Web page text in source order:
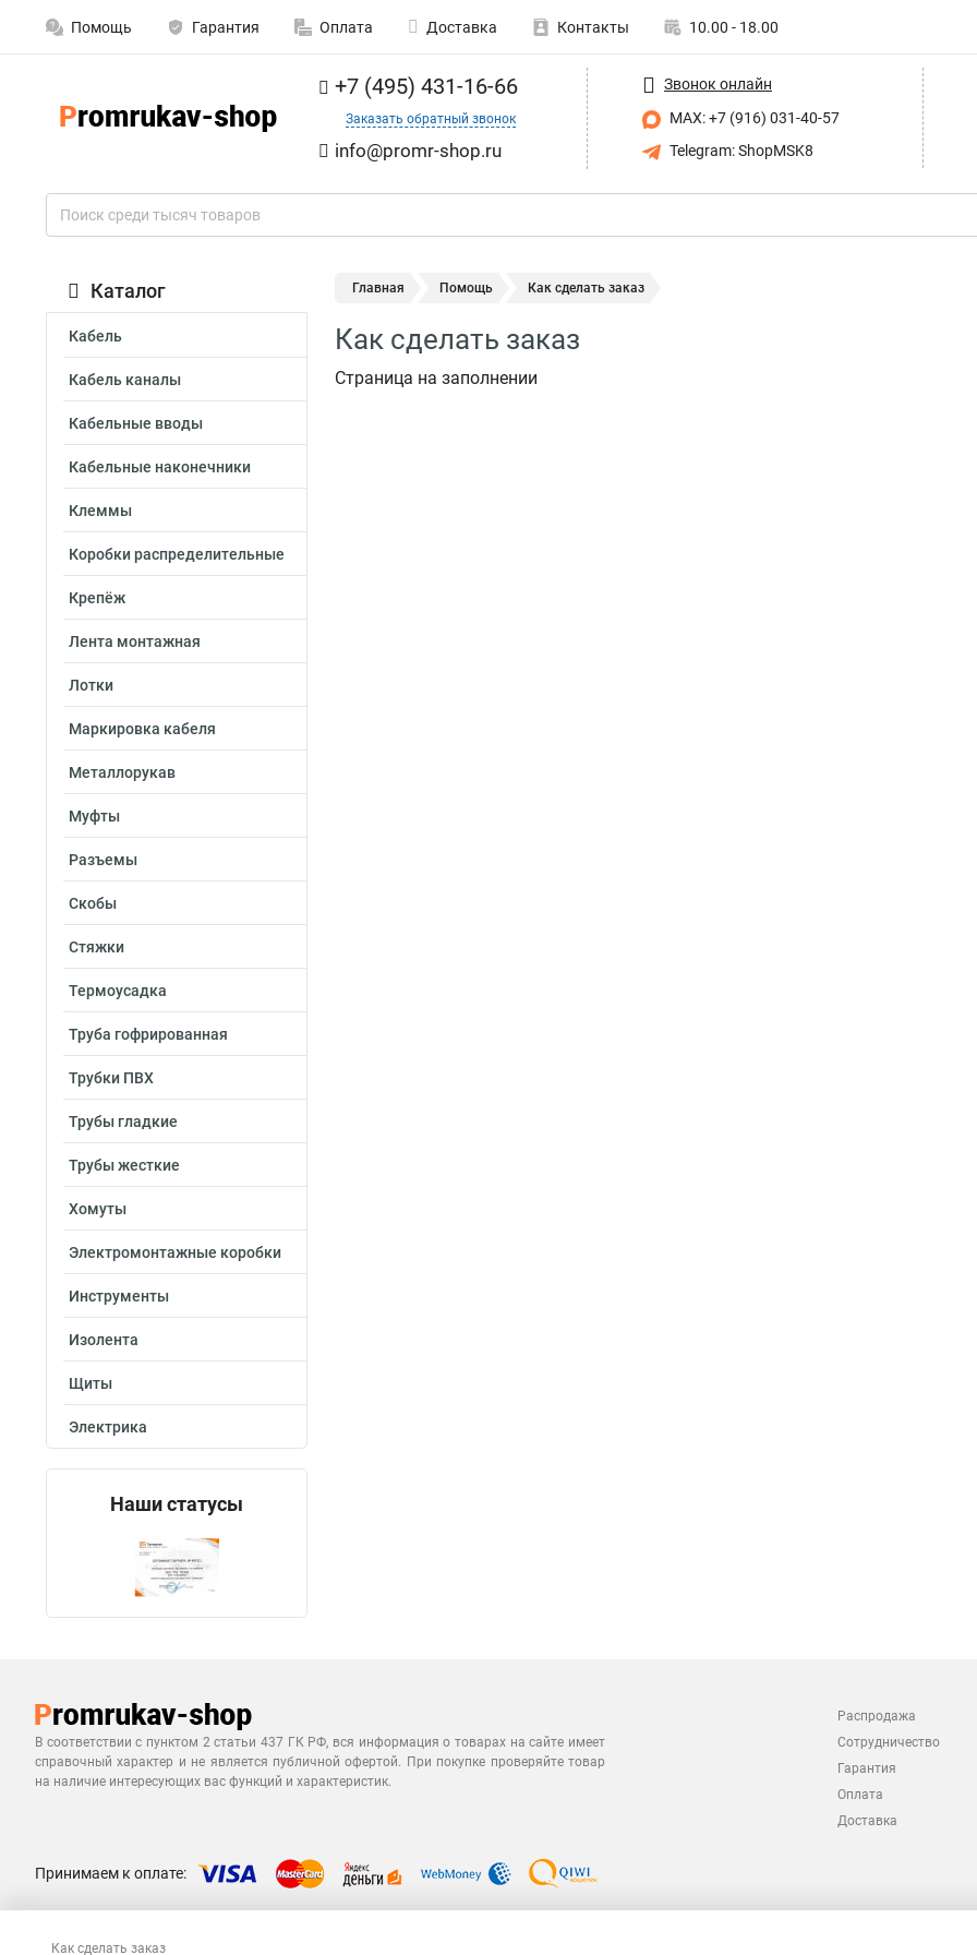
Помощь Гарантия Оплата Доставка Контакты 10.00 - 18.00
+7 (495) 431-16-66
Заказать обратный звонок
info@promr-shop.ru
Звонок онлайн
MAX: +7 (916) 031-40-57
Telegram: ShopMSK8
Каталог
Кабель
Кабель каналы
Кабельные вводы
Кабельные наконечники
Клеммы
Коробки распределительные
Крепёж
Лента монтажная
Лотки
Маркировка кабеля
Металлорукав
Муфты
Разъемы
Скобы
Стяжки
Термоусадка
Труба гофрированная
Трубки ПВХ
Трубы гладкие
Трубы жесткие
Хомуты
Электромонтажные коробки
Инструменты
Изолента
Щиты
Электрика
Наши статусы
Главная Помощь Как сделать заказ
Как сделать заказ
Страница на заполнении
В соответствии с пунктом 2 статьи 437 ГК РФ, вся информация о товарах на сайте имеет
справочный характер и не является публичной офертой. При покупке проверяйте товар
на наличие интересующих вас функций и характеристик.
Распродажа
Сотрудничество
Гарантия
Оплата
Доставка
Принимаем к оплате:
Как сделать заказ